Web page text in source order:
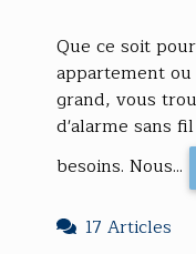
Que ce soit
appartement
grand, vous
d'alarme sans
besoins. Nous...
17 Articles